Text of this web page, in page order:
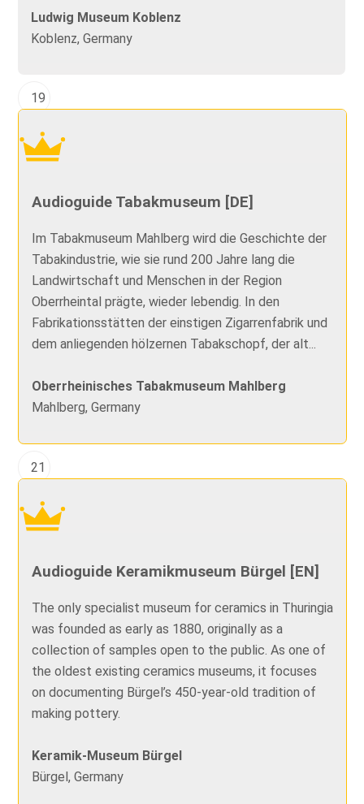
Ludwig Museum Koblenz
Koblenz, Germany
19
Audioguide Tabakmuseum [DE]
Im Tabakmuseum Mahlberg wird die Geschichte der
Tabakindustrie, wie sie rund 200 Jahre lang die
Landwirtschaft und Menschen in der Region
Oberrheintal prägte, wieder lebendig. In den
Fabrikationsstätten der einstigen Zigarrenfabrik und
dem anliegenden hölzernen Tabakschopf, der alt...
Oberrheinisches Tabakmuseum Mahlberg
Mahlberg, Germany
21
Audioguide Keramikmuseum Bürgel [EN]
The only specialist museum for ceramics in Thuringia
was founded as early as 1880, originally as a
collection of samples open to the public. As one of
the oldest existing ceramics museums, it focuses
on documenting Bürgel’s 450-year-old tradition of
making pottery.
Keramik-Museum Bürgel
Bürgel, Germany